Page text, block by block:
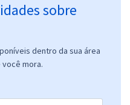
sobre
dentro da sua área
mora.